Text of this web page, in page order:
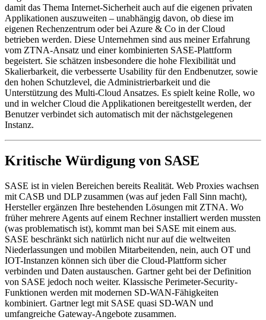
damit das Thema Internet-Sicherheit auch auf die eigenen privaten
Applikationen auszuweiten – unabhängig davon, ob diese im
eigenen Rechenzentrum oder bei Azure & Co in der Cloud
betrieben werden. Diese Unternehmen sind aus meiner Erfahrung
vom ZTNA-Ansatz und einer kombinierten SASE-Plattform
begeistert. Sie schätzen insbesondere die hohe Flexibilität und
Skalierbarkeit, die verbesserte Usability für den Endbenutzer, sowie
den hohen Schutzlevel, die Administrierbarkeit und die
Unterstützung des Multi-Cloud Ansatzes. Es spielt keine Rolle, wo
und in welcher Cloud die Applikationen bereitgestellt werden, der
Benutzer verbindet sich automatisch mit der nächstgelegenen
Instanz.
Kritische Würdigung von SASE
SASE ist in vielen Bereichen bereits Realität. Web Proxies wachsen
mit CASB und DLP zusammen (was auf jeden Fall Sinn macht),
Hersteller ergänzen Ihre bestehenden Lösungen mit ZTNA. Wo
früher mehrere Agents auf einem Rechner installiert werden mussten
(was problematisch ist), kommt man bei SASE mit einem aus.
SASE beschränkt sich natürlich nicht nur auf die weltweiten
Niederlassungen und mobilen Mitarbeitenden, nein, auch OT und
IOT-Instanzen können sich über die Cloud-Plattform sicher
verbinden und Daten austauschen. Gartner geht bei der Definition
von SASE jedoch noch weiter. Klassische Perimeter-Security-
Funktionen werden mit modernen SD-WAN-Fähigkeiten
kombiniert. Gartner legt mit SASE quasi SD-WAN und
umfangreiche Gateway-Angebote zusammen.